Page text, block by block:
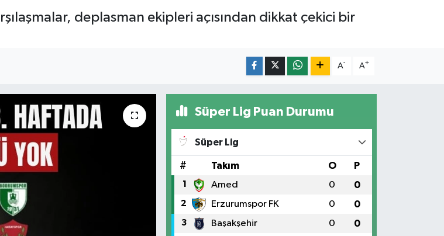
deplasman ekipleri açısından dikkat çekici bir
A- A+
Süper Lig Puan Durumu
Süper Lig
# Takım O P
1 Amed 0 0
2 Erzurumspor FK 0 0
3 Başakşehir 0 0